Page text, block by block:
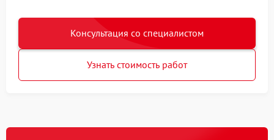
Консультация со специалистом
Узнать стоимость работ